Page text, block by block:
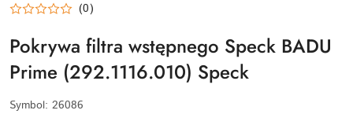
(0)
Pokrywa filtra wstępnego Speck BADU
Prime (292.1116.010) Speck
Symbol: 26086